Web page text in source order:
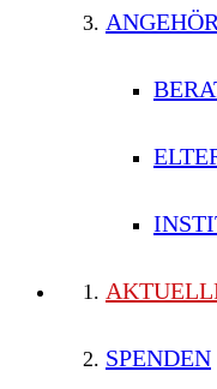
SPENDEN